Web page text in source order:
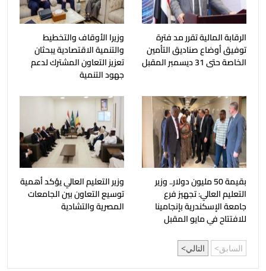
الرقابة المالية تقرر مد فترة
توفيق أوضاع صناديق التأمين
الخاصة حتى 31 ديسمبر المقبل
وزيرا الأوقاف والتخطيط
والتنمية الاقتصادية يبحثان
تعزيز التعاون المشترك لدعم
جهود التنمية
بقيمة 50 مليون دولار.. وزير
التعليم العالي: تجهيز فرع
جامعة الإسكندرية بإنجامينا
للافتتاح في مايو المقبل
وزير التعليم العالي يؤكد أهمية
توسيع التعاون بين الجامعات
المصرية والتشادية
السابق التالي